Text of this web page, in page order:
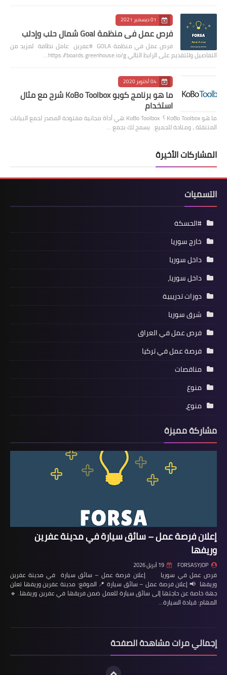
01 ديسمبر 2021
فرص عمل في منظمة Goal شمال حلب وإدلب
فرص عمل في منظمة GOLA #عفرين عامل نظافة لمزيد من
التفاصيل وللتقديم على الرابط التالي https://boards.greenhouse.io/g…
04 أكتوبر 2020
ما هو برنامج كوبو KoBo Toolbox شرح مع مثال
استخدام
ما هو KoBo Toolbox ؟ KoBo Toolbox هي أداة مجانية مفتوحة المصدر لجمع البيانات
المتنقلة ، ومتاحة للجميع. يسمح لك بجمع …
المشاركات الأخيرة
التسميات
#الحسكة
خارج سوريا
داخل سوريا
داخل سوريا،
دورات تدريبية
شرق سوريا
فرص عمل في العراق
فرصة عمل في تركيا
مناقصات
منوع
منوع،
مشاركة مميزة
إعلان فرصة عمل – سائق سيارة في مدينة عفرين
وريفها
FORSASYJOP 19 أبريل 2026
فرص عمل في سوريا إعلان فرصة عمل – سائق سيارة في مدينة عفرين
وريفها 📢 إعلان فرصة عمل – سائق سيارة 📍 الموقع: مدينة عفرين وريفها تعلن
جهة خاصة عن حاجتها إلى سائق سيارة للعمل ضمن فريقها في عفرين وريفها. 🔹
المهام: قيادة السيارة…
إجمالي مرات مشاهدة الصفحة